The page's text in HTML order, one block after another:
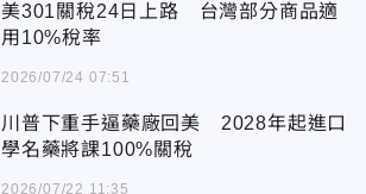
美301關稅24日上路 台灣部分商品適
用10%稅率
2026/07/24 07:51
川普下重手逼藥廠回美 2028年起進口
學名藥將課100%關稅
2026/07/22 11:35